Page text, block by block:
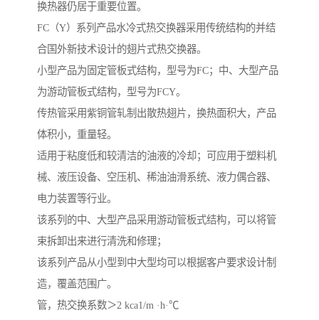
换热器仍居于重要位置。
FC（Y）系列产品水冷式热交换器采用传统结构的并结
合国外新技术设计的翅片式热交换器。
小型产品为固定管板式结构，型号为FC；中、大型产品
为游动管板式结构，型号为FCY。
传热管采用紫铜管轧制出散热翅片，换热面积大，产品
体积小，重量轻。
适用于粘度低和较清洁的油液的冷却；可应用于塑料机
械、液压设备、空压机、稀油油滑系统、液力偶合器、
电力装置等行业。
该系列的中、大型产品采用游动管板式结构，可以将管
束拆卸出来进行清洗和修理；
该系列产品从小型到中大型均可以根据客户要求设计制
造，覆盖范围广。
管，热交换系数＞2 kca1/m ·h·℃